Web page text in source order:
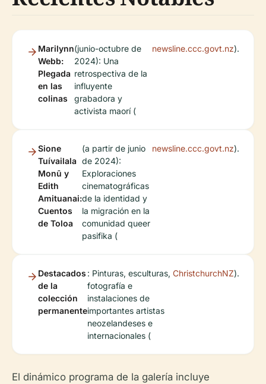
Marilynn
Webb:
Plegada
en las
colinas
(junio-octubre de
2024): Una
retrospectiva de la
influyente
grabadora y
activista maorí (
newsline.ccc.govt.nz).
Sione
Tuívailala
Monū y
Edith
Amituanai:
Cuentos
de Toloa
(a partir de junio
de 2024):
Exploraciones
cinematográficas
de la identidad y
la migración en la
comunidad queer
pasifika (
newsline.ccc.govt.nz).
Destacados
de la
colección
permanente
: Pinturas, esculturas,
fotografía e
instalaciones de
importantes artistas
neozelandeses e
internacionales (
ChristchurchNZ).
El dinámico programa de la galería incluye